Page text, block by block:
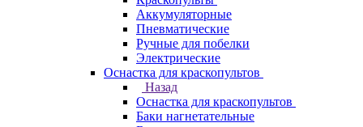
Аккумуляторные
Пневматические
Ручные для побелки
Электрические
Оснастка для краскопультов
Назад
Оснастка для краскопультов
Баки нагнетательные